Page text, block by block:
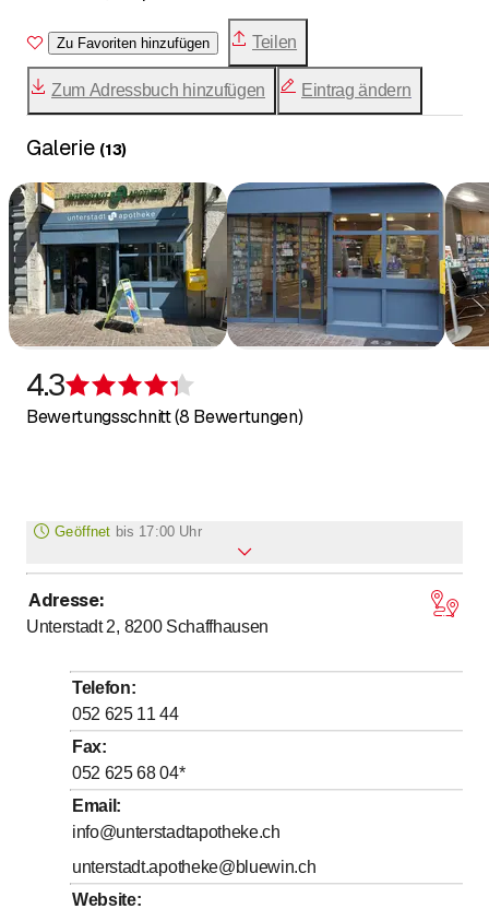
Zu Favoriten hinzufügen Teilen
Zum Adressbuch hinzufügen Eintrag ändern
Galerie (13)
4.3
Bewertungsschnitt (8 Bewertungen)
Geöffnet bis 17:00 Uhr
Montag
30
Dienstag
Mittwoch
8:30- bis
18:30
Donnerstag
Freitag
Samstag
Sonntag
Adresse:
Unterstadt 2, 8200 Schaffhausen
Telefon:
052 625 11 44
Fax:
052 625 68 04*
Email :
info@unterstadtapotheke.ch
unterstadt.apotheke@bluewin.ch
Website: